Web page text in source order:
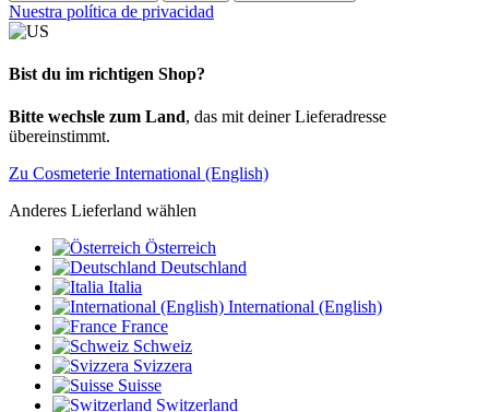
Nuestra política de privacidad
Bist du im richtigen Shop?
Bitte wechsle zum Land, das mit deiner Lieferadresse
übereinstimmt.
Zu Cosmeterie International (English)
Anderes Lieferland wählen
Österreich
Deutschland
Italia
International (English)
France
Schweiz
Svizzera
Suisse
Switzerland